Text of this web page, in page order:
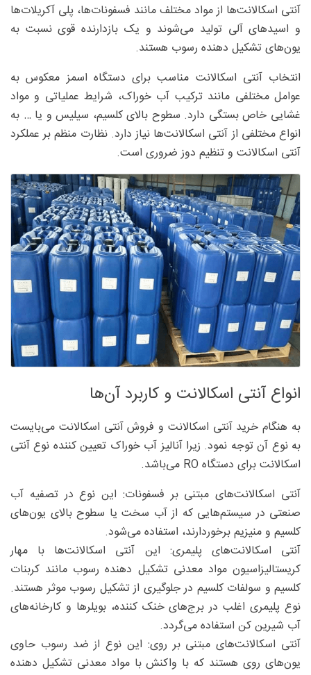
آنتی اسکالانت‌ها از مواد مختلف مانند فسفونات‌ها، پلی آکریلات‌ها
و اسیدهای آلی تولید می‌شوند و یک بازدارنده قوی نسبت به
یون‌های تشکیل دهنده رسوب هستند.
انتخاب آنتی اسکالانت مناسب برای دستگاه اسمز معکوس به
عوامل مختلفی مانند ترکیب آب خوراک، شرایط عملیاتی و مواد
غشایی خاص بستگی دارد. سطوح بالای کلسیم، سیلیس و یا … به
انواع مختلفی از آنتی اسکالانت‌ها نیاز دارد. نظارت منظم بر عملکرد
آنتی اسکالانت و تنظیم دوز ضروری است.
انواع آنتی اسکالانت و کاربرد آن‌ها
به هنگام خرید آنتی اسکالانت و فروش آنتی اسکالانت می‌بایست
به نوع آن توجه نمود. زیرا آنالیز آب خوراک تعیین کننده نوع آنتی
اسکالانت برای دستگاه RO می‌باشد.
آنتی اسکالانت‌های مبتنی بر فسفونات: این نوع در تصفیه آب
صنعتی در سیستم‌هایی که از آب سخت یا سطوح بالای یون‌های
کلسیم و منیزیم برخوردارند، استفاده می‌شود.
آنتی اسکالانت‌های پلیمری: این آنتی اسکالانت‌ها با مهار
کریستالیزاسیون مواد معدنی تشکیل دهنده رسوب مانند کربنات
کلسیم و سولفات کلسیم در جلوگیری از تشکیل رسوب موثر هستند.
نوع پلیمری اغلب در برج‌های خنک کننده، بویلرها و کارخانه‌های
آب شیرین کن استفاده می‌گردد.
آنتی اسکالانت‌های مبتنی بر روی: این نوع از ضد رسوب حاوی
یون‌های روی هستند که با واکنش با مواد معدنی تشکیل دهنده